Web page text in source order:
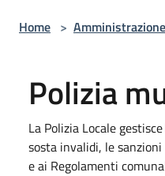
Home > Amministrazione
Polizia
La Polizia Locale
sosta invalidi, le
e ai Regolamenti